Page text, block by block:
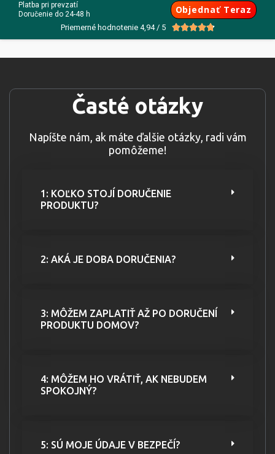
Platba pri prevzatí
Doručenie do 24-48 h
Objednať Teraz
Priemerné hodnotenie 4,94 / 5 
Časté otázky
Napíšte nám, ak máte ďalšie otázky, radi vám
pomôžeme!
1: KOĽKO STOJÍ DORUČENIE
PRODUKTU?
2: AKÁ JE DOBA DORUČENIA?
3: MÔŽEM ZAPLATIŤ AŽ PO DORUČENÍ
PRODUKTU DOMOV?
4: MÔŽEM HO VRÁTIŤ, AK NEBUDEM
SPOKOJNÝ?
5: SÚ MOJE ÚDAJE V BEZPEČÍ?